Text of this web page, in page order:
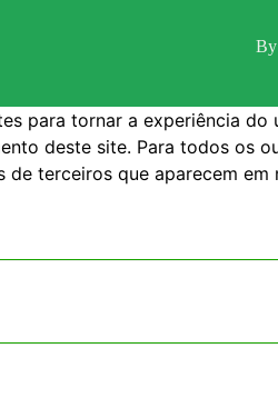
By
para tornar a experiência
deste site. Para todos os
terceiros que aparecem em